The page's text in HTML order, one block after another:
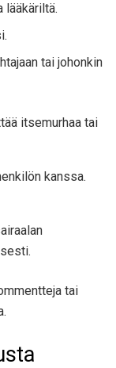
lääkäriltä.
tai johonkin
itsemurhaa tai
kanssa.
tai